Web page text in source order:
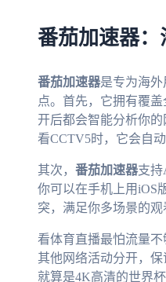
番茄加速器
番茄加速器是专为海
点。首先，它拥有覆
开后都会智能分析你
看CCTV5时，它会自
其次， 番茄加速器支持
你可以在手机上用iOS
突，满足你多场景的观
看体育直播最怕流量不
其他网络活动分开，
就算是4K高清的世界